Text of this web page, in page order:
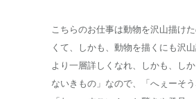
こちらのお仕事は動物を沢山描け
くて、しかも、動物を描くにも沢山
より一層詳しくなれ、しかも、し
ないきもの」なので、「へぇーそ